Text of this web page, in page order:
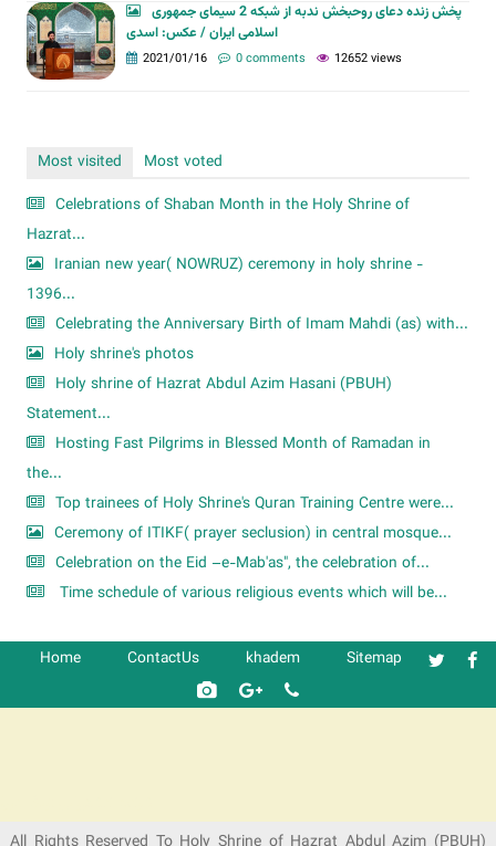
پخش زنده دعای روحبخش ندبه از شبکه 2 سیمای جمهوری
اسلامی ایران / عکس: اسدی
2021/01/16 0 comments 12652 views
Most visited
Most voted
Celebrations of Shaban Month in the Holy Shrine of
Hazrat...
Iranian new year( NOWRUZ) ceremony in holy shrine -
1396...
Celebrating the Anniversary Birth of Imam Mahdi (as) with...
Holy shrine's photos
Holy shrine of Hazrat Abdul Azim Hasani (PBUH)
Statement...
Hosting Fast Pilgrims in Blessed Month of Ramadan in
the...
Top trainees of Holy Shrine's Quran Training Centre were...
Ceremony of ITIKF( prayer seclusion) in central mosque...
Celebration on the Eid –e-Mab'as", the celebration of...
Time schedule of various religious events which will be...
Home ContactUs khadem Sitemap